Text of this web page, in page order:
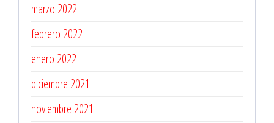
marzo 2022
febrero 2022
enero 2022
diciembre 2021
noviembre 2021